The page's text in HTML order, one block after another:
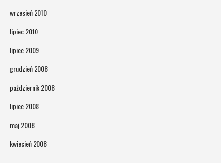
wrzesień 2010
lipiec 2010
lipiec 2009
grudzień 2008
październik 2008
lipiec 2008
maj 2008
kwiecień 2008